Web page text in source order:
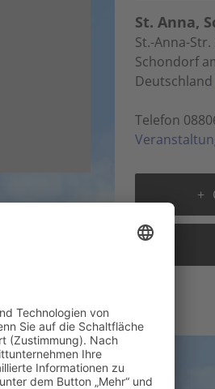
St. Anna,
St.-Anna-Str.
Schondorf
Deutschland
Telefon
+